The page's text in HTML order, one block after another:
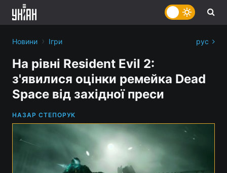
Новини › Ігри рус
На рівні Resident Evil 2:
з'явилися оцінки ремейка Dead
Space від західної преси
НАЗАР СТЕПОРУК